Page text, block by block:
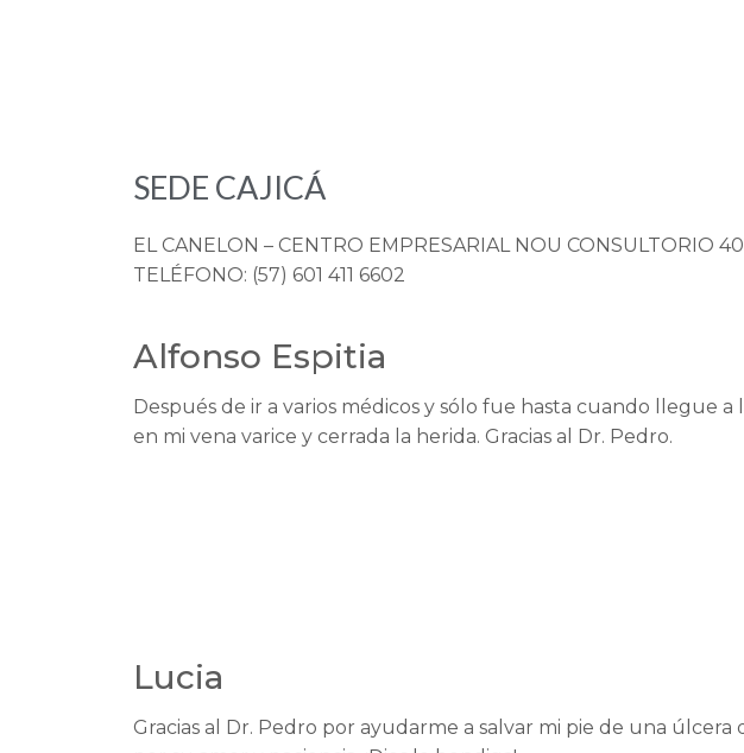
SEDE CAJICÁ
EL CANELON – CENTRO EMPRESARIAL NOU CONSULTORIO
TELÉFONO: (57) 601 411 6602
Alfonso Espitia
Después de ir a varios médicos y sólo fue hasta cuando llegue
en mi vena varice y cerrada la herida. Gracias al Dr. Pedro.
Lucia
Gracias al Dr. Pedro por ayudarme a salvar mi pie de una